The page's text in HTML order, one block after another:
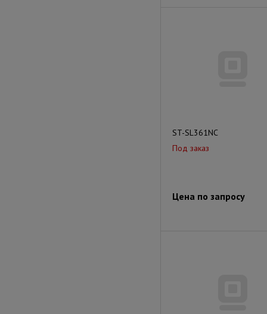
ST-SL361NC
Под заказ
Цена по запросу